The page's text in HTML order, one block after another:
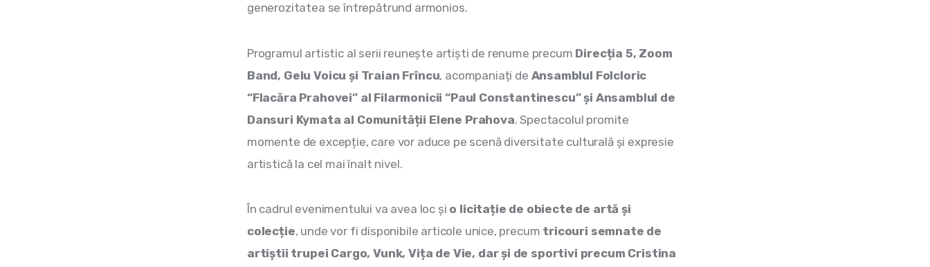
generozitatea se întrepătrund armonios.
Programul artistic al serii reunește artiști de renume precum Direcția 5, Zoom
Band, Gelu Voicu și Traian Frîncu, acompaniați de Ansamblul Folcloric
“Flacăra Prahovei” al Filarmonicii “Paul Constantinescu” și Ansamblul de
Dansuri Kymata al Comunității Elene Prahova. Spectacolul promite
momente de excepție, care vor aduce pe scenă diversitate culturală și expresie
artistică la cel mai înalt nivel.
În cadrul evenimentului va avea loc și o licitație de obiecte de artă și
colecție, unde vor fi disponibile articole unice, precum tricouri semnate de
artiștii trupei Cargo, Vunk, Vița de Vie, dar și de sportivi precum Cristina